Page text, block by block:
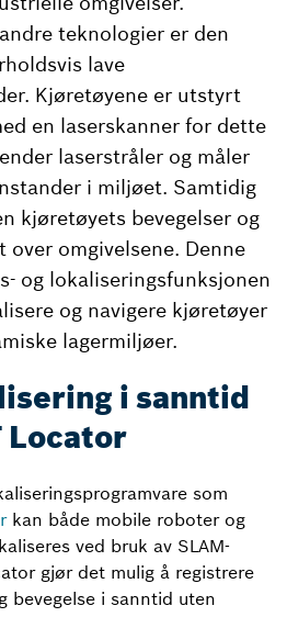
teknologier er den
lave
Kjøretøyene er utstyrt
en laserskanner for dette
laserstråler og måler
i miljøet. Samtidig
kjøretøyets bevegelser og
omgivelsene. Denne
og lokaliseringsfunksjonen
og navigere kjøretøyer
lagermiljøer.
i sanntid
Locator
som
kan både mobile roboter og
ved bruk av SLAM-
gjør det mulig å registrere
bevegelse i sanntid uten